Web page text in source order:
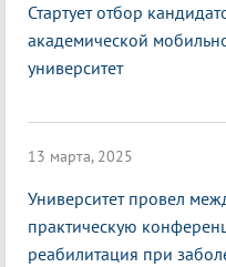
Стартует отбор
академической
университет
13 марта, 2025
Университет провел
практическую
реабилитация при